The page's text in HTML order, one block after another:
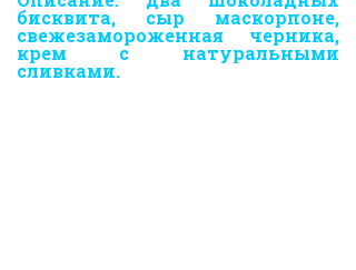
бисквита, сыр маскорпоне,
свежезамороженная черника,
крем с натуральными
сливками.